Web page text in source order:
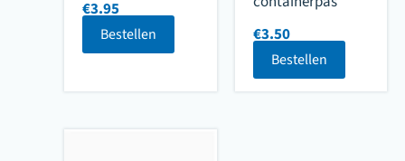
de
€3.95
Bestellen
€3.50
Bestellen